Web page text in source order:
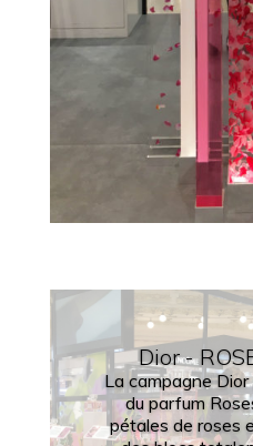
Dior -
La campagne
du parfum
pétales de roses